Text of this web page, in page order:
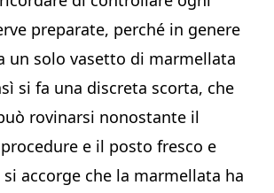
preparate, perché in genere
un solo vasetto di marmellata
si fa una discreta scorta, che
rovinarsi nonostante il
e il posto fresco e
accorge che la marmellata ha